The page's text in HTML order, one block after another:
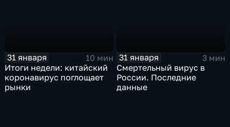
31 января
10 мин
Итоги недели: китайский
коронавирус поглощает
рынки
31 января
3 мин
Смертельный вирус в
России. Последние
данные